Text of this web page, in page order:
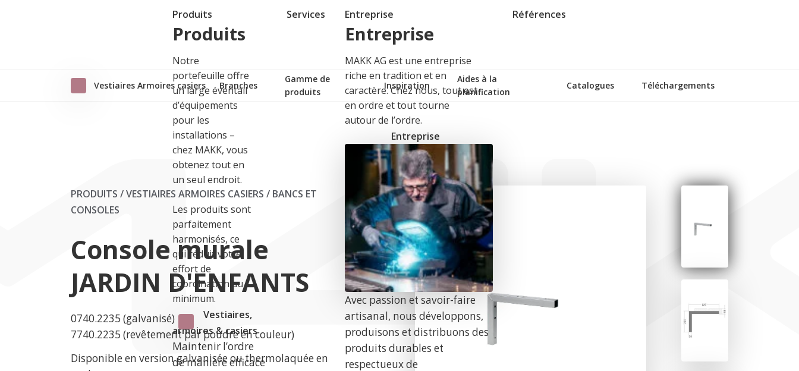
Produits
Produits
Notre
portefeuille offre
un large éventail
d’équipements
pour les
installations –
chez MAKK, vous
obtenez tout en
un seul endroit.
Les produits sont
parfaitement
harmonisés, ce
qui réduit votre
effort de
coordination au
minimum.
Vestiaires,
armoires & casiers
Maintenir l’ordre
de manière efficace
Services Entreprise
Entreprise
MAKK AG est une entreprise
riche en tradition et en
caractère. Chez nous, tout est
en ordre et tout tourne
autour de l’ordre.
Entreprise
Avec passion et savoir-faire
artisanal, nous développons,
produisons et distribuons des
produits durables et
respectueux de
Références
Vestiaires Armoires casiers Branches
Gamme de
produits
Inspiration
Aides à la
planification
Catalogues Téléchargements
PRODUITS / VESTIAIRES ARMOIRES CASIERS / BANCS ET
CONSOLES
Console murale
JARDIN D'ENFANTS
0740.2235 (galvanisé)
7740.2235 (revêtement par poudre en couleur)
Disponible en version galvanisée ou thermolaquée en